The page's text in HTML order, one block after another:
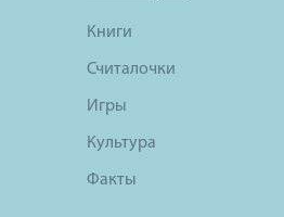
Книги
Считалочки
Игры
Культура
Факты